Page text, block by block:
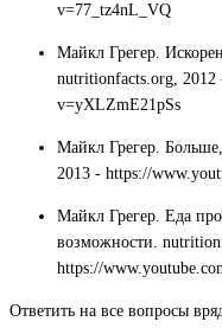
v=77_tz4nL_VQ
Майкл Грегер.
nutritionfacts.org, 2012
v=yXLZmE21pSs
Майкл Грегер.
2013 - https://
Майкл Грегер. Еда
возможности.
https://
Ответить на все вопросы